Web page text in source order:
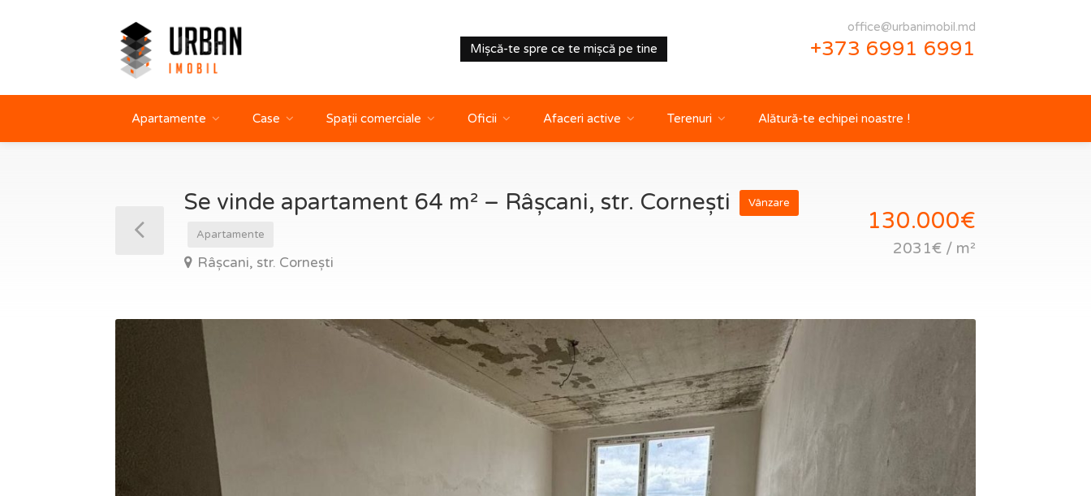
Mișcă-te spre ce te mișcă pe tine
office@urbanimobil.md
+373 6991 6991
Apartamente Case Spații comerciale Oficii Afaceri active Terenuri Alătură-te echipei noastre !
Se vinde apartament 64 m² – Râșcani, str. Cornești Vânzare
Apartamente
Râșcani, str. Cornești
130.000€
2031€ / m²